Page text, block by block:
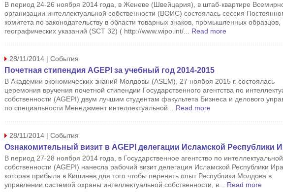
В период 24-26 ноября 2014 года, в Женеве (Швейцария), в штаб-квартире
организации интеллектуальной собственности (ВОИС) состоялась сессия
комитета по законодательству в области товарных знаков, промышленных образцов,
географических указаний (SCT 32) ( http://www.wipo.int/... Read more
28/11/2014 | События
Почетная стипендия AGEPI за учебный год 2014-2015
В Академии экономических знаний Молдовы (ASEM), 27 ноября 2015 г. состоялась
церемония вручения почетной стипендии Государственного агентства по
собственности (AGEPI) двум лучшим студентам факультета Бизнеса и делового
по специальности Менеджмент интеллектуальной... Read more
28/11/2014 | События
Ознакомительный визит в AGEPI делегации Исламской Республики
В период 27-28 ноября 2014 года, в Государственное агентство по интеллектуальной
собственности (AGEPI) нанесла рабочий визит делегация Исламской Республики
которая прибыла в Кишинев для того чтобы перенять опыт Республики Молдова в
управлении системой охраны интеллектуальной собственности, в... Read more